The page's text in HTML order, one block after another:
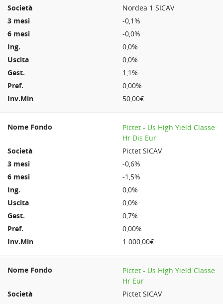
Nordea 1 SICAV
-0,1%
-0,0%
0,0%
0,0%
1,1%
0,00%
50,00€
Pictet - Us High Yield Classe
Hr Dis Eur
Pictet SICAV
-0,6%
-1,5%
0,0%
0,0%
0,7%
0,00%
1.000,00€
Pictet - Us High Yield Classe
Hr Eur
Pictet SICAV